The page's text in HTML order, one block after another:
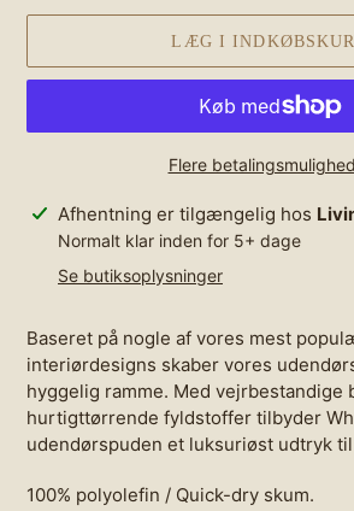
LÆG I
Flere
Lægger
produkt
Afhentning er tilgængelig hos
Normalt klar inden for 5+ dage
Se butiksoplysninger
Baseret på nogle af vores mest
interiørdesigns skaber vores
hyggelig ramme. Med vejrbestandige
hurtigttørrende fyldstoffer tilbyder
udendørspuden et luksuriøst udtryk
100% polyolefin / Quick-dry skum.